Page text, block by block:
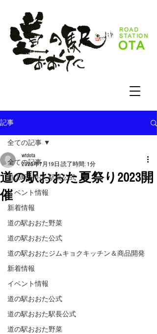
記事
全ての記事
道の駅おおた駅長公式
イベント情報
新着情報
道の駅おおた野菜
道の駅おおた公式
道の駅おおたジムキョクキッチン＆商品開発
新着情報
イベント情報
道の駅おおた公式
道の駅おおた駅長公式
道の駅おおた野菜
全ての記事
道の駅おおた夏祭り2023開
催
wtdota
2023年7月19日 読了時間: 1分